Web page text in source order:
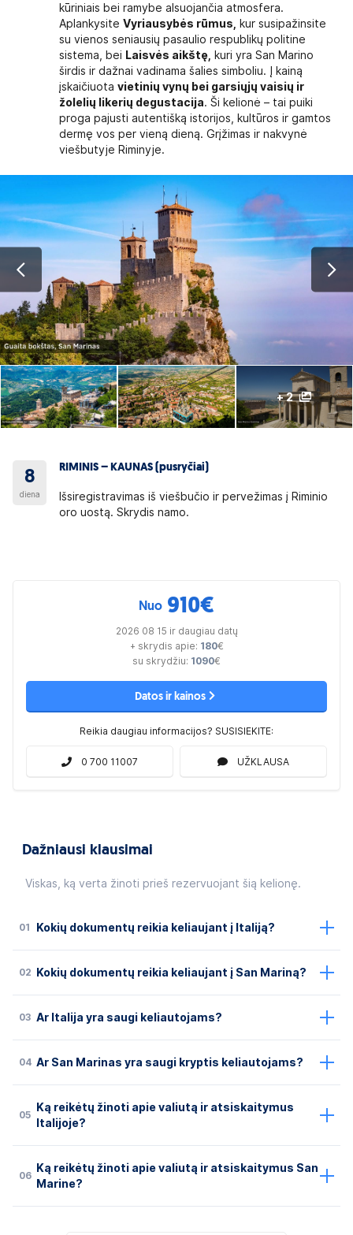
kūriniais bei ramybe alsuojančia atmosfera.
AplankysiteVyriausybės rūmus,
kur susipažinsite
su vienos seniausių pasaulio respublikų politine
sistema, bei Laisvės aikštę,
kuri yra San Marino
širdis ir dažnai vadinama šalies simboliu. Į kainą
įskaičiuotavietinių vynų bei garsiųjų vaisių ir
žolelių likerių degustacija. Ši kelionė – tai puiki
proga pajusti autentišką istorijos, kultūros ir gamtos
dermę vos per vieną dieną. Grįžimas ir nakvynė
viešbutyje Riminyje.
+ 2
8
diena
RIMINIS – KAUNAS (pusryčiai)
Išsiregistravimas iš viešbučio ir pervežimas į Riminio
oro uostą. Skrydis namo.
Nuo 910€
2026 08 15 ir daugiau datų
+ skrydis apie: 180€
su skrydžiu: 1090€
Datos ir kainos
Reikia daugiau informacijos? SUSISIEKITE:
0 700 11007 UŽKLAUSA
Dažniausi klausimai
Viskas, ką verta žinoti prieš rezervuojant šią kelionę.
01 Kokių dokumentų reikia keliaujant į Italiją?
02 Kokių dokumentų reikia keliaujant į San Mariną?
03 Ar Italija yra saugi keliautojams?
04 Ar San Marinas yra saugi kryptis keliautojams?
05
Ką reikėtų žinoti apie valiutą ir atsiskaitymus
Italijoje?
06
Ką reikėtų žinoti apie valiutą ir atsiskaitymus San
Marine?